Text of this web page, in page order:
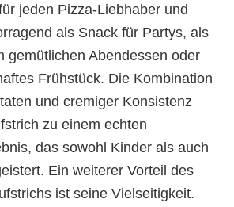
jeden Pizza-Liebhaber und
als Snack für Partys, als
gemütlichen Abendessen oder
Frühstück. Die Kombination
und cremiger Konsistenz
zu einem echten
das sowohl Kinder als auch
Ein weiterer Vorteil des
ist seine Vielseitigkeit.